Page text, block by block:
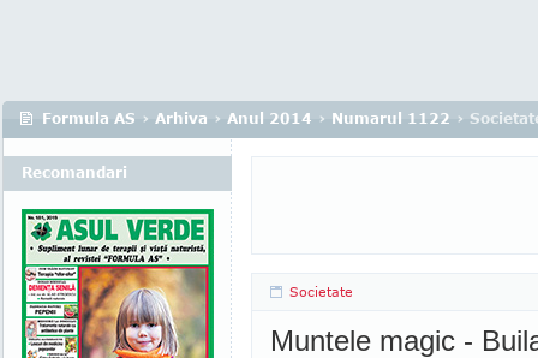
Formula AS › Arhiva › Anul 2014 › Numarul 1122 ›
Societate
Muntele magic -
Recomandari